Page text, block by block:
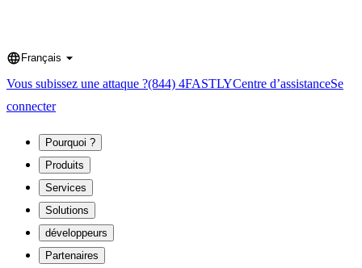
Language
Français
Vous subissez une attaque ?(844) 4FASTLYCentre d’assistanceSe
connecter
Pourquoi ?
Produits
Services
Solutions
développeurs
Partenaires